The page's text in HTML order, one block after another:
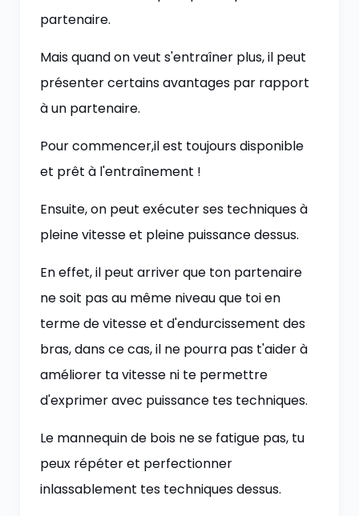
partenaire.
Mais quand on veut s'entraîner plus, il peut
présenter certains avantages par rapport
à un partenaire.
Pour commencer,il est toujours disponible
et prêt à l'entraînement !
Ensuite, on peut exécuter ses techniques à
pleine vitesse et pleine puissance dessus.
En effet, il peut arriver que ton partenaire
ne soit pas au même niveau que toi en
terme de vitesse et d'endurcissement des
bras, dans ce cas, il ne pourra pas t'aider à
améliorer ta vitesse ni te permettre
d'exprimer avec puissance tes techniques.
Le mannequin de bois ne se fatigue pas, tu
peux répéter et perfectionner
inlassablement tes techniques dessus.